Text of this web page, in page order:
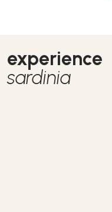
experience
sardinia